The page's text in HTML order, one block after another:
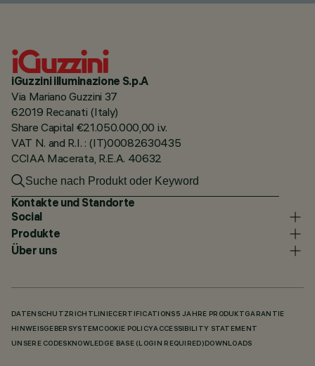
iGuzzini illuminazione S.p.A
Via Mariano Guzzini 37
62019 Recanati (Italy)
Share Capital €21.050.000,00 i.v.
VAT N. and R.I. : (IT)00082630435
CCIAA Macerata, R.E.A. 40632
Kontakte und Standorte
Social
Produkte
Über uns
DATENSCHUTZRICHTLINIECERTIFICATIONS 5 JAHRE PRODUKTGARANTIE
HINWEISGEBERSYSTEM COOKIE POLICYACCESSIBILITY STATEMENT
UNSERE CODES KNOWLEDGE BASE (LOGIN REQUIRED) DOWNLOADS